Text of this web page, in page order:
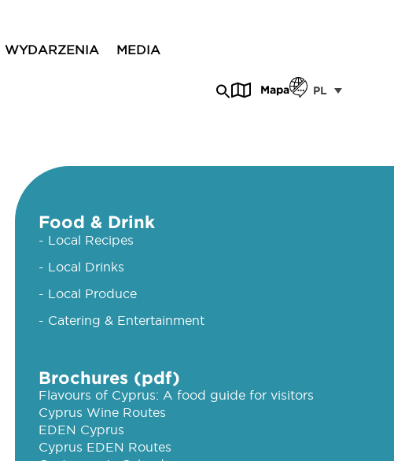
WYDARZENIA MEDIA
Mapa PL
Food & Drink
- Local Recipes
- Local Drinks
- Local Produce
- Catering & Entertainment
Brochures (pdf)
Flavours of Cyprus: A food guide for visitors
Cyprus Wine Routes
EDEN Cyprus
Cyprus EDEN Routes